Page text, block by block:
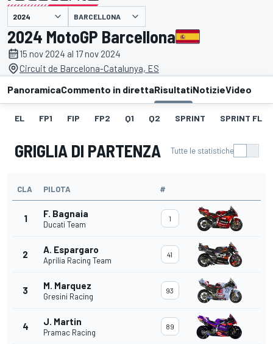
presentato da BARCELLONA
2024 MotoGP Barcellona
15 nov 2024 al 17 nov 2024
Circuit de Barcelona-Catalunya, ES
PanoramicaCommento in direttaRisultatiNotizieVideo
EL FP1 FIP FP2 Q1 Q2 SPRINT SPRINT FL
GRIGLIA DI PARTENZA Tutte le statistiche
CLA PILOTA #
1 F. Bagnaia
Ducati Team
1
2 A. Espargaro
Aprilia Racing Team
41
3 M. Marquez
Gresini Racing
93
4 J. Martin
Pramac Racing
89